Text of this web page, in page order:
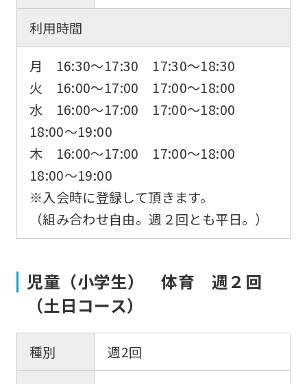
利用時間
月 16:30〜17:30 17:30〜18:30
火 16:00〜17:00 17:00～18:00
水 16:00〜17:00 17:00〜18:00
18:00〜19:00
木 16:00〜17:00 17:00〜18:00
18:00〜19:00
※入会時に登録して頂きます。
（組み合わせ自由。週２回とも平日。）
児童（小学生） 体育 週２回
（土日コース）
種別
週2回